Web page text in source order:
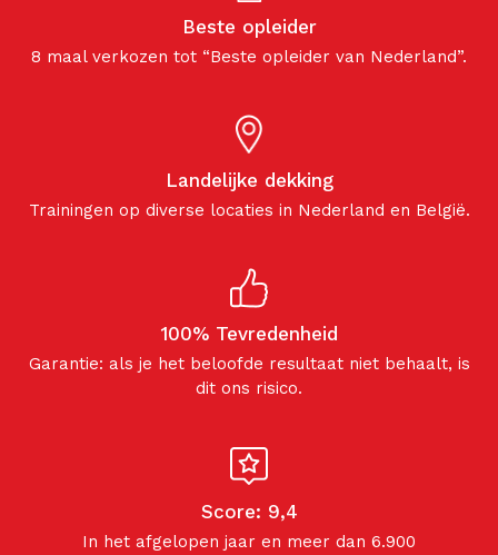
Beste opleider
8 maal verkozen tot “Beste opleider van Nederland”.
Landelijke dekking
Trainingen op diverse locaties in Nederland en België.
100% Tevredenheid
Garantie: als je het beloofde resultaat niet behaalt, is
dit ons risico.
Score: 9,4
In het afgelopen jaar en meer dan 6.900